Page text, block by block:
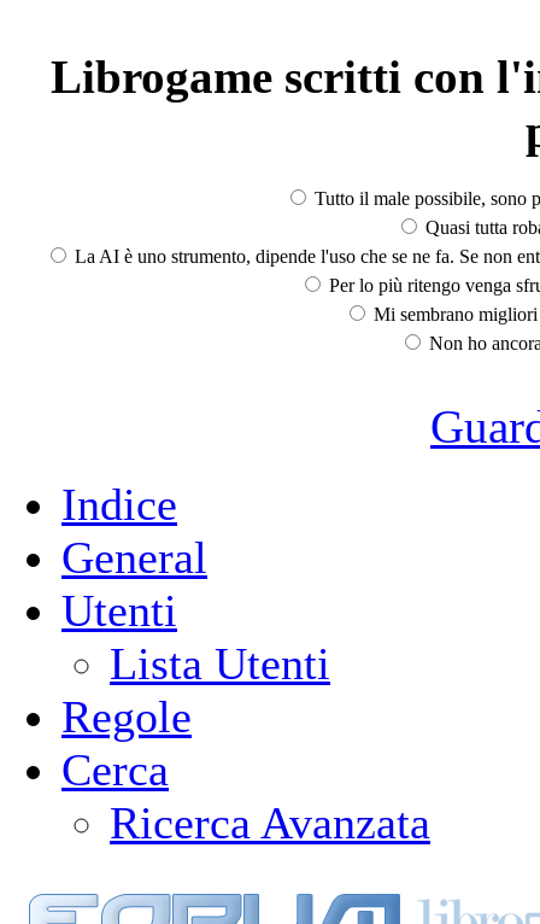
Librogame scritti con
Tutto il male possibile, sono
Quasi tutta
La AI è uno strumento, dipende l'uso che se ne fa. Se non
Per lo più ritengo venga
Mi sembrano
Non ho
Indice
General
Utenti
Lista Utenti
Regole
Cerca
Ricerca Avanzata